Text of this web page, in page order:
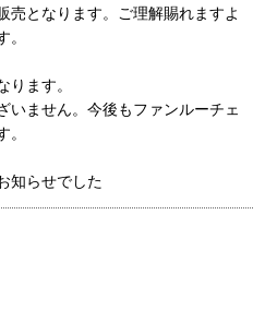
売となります。ご理解賜れますよ
。
ります。
いません。今後もファンルーチェ
。
知らせでした